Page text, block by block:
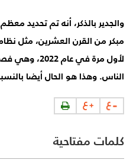
والجدير بالذكر، أنه تم تحديد
لأول مرة في
الناس. وهذا هو الحال أيضا
كلمات مفتاحية